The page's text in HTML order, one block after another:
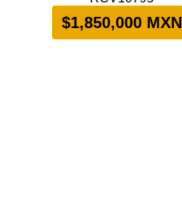
$1,850,000 MXN